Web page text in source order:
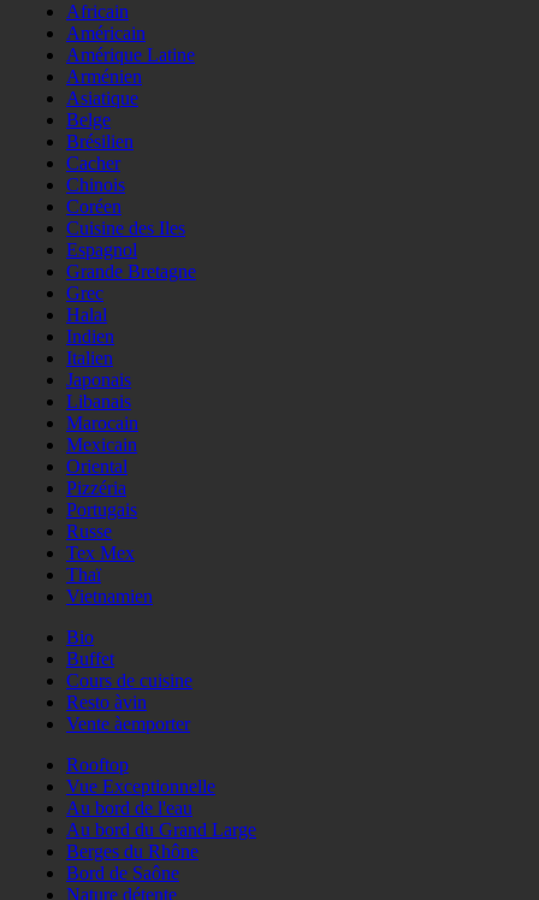
Africain
Américain
Amérique Latine
Arménien
Asiatique
Belge
Brésilien
Cacher
Chinois
Coréen
Cuisine des Iles
Espagnol
Grande Bretagne
Grec
Halal
Indien
Italien
Japonais
Libanais
Marocain
Mexicain
Oriental
Pizzéria
Portugais
Russe
Tex Mex
Thaï
Vietnamien
Bio
Buffet
Cours de cuisine
Resto àvin
Vente àemporter
Rooftop
Vue Exceptionnelle
Au bord de l'eau
Au bord du Grand Large
Berges du Rhône
Bord de Saône
Nature détente